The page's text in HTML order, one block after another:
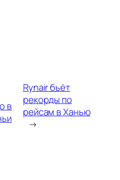
в
Rynair бьёт
рекорды по
рейсам в Ханью
→